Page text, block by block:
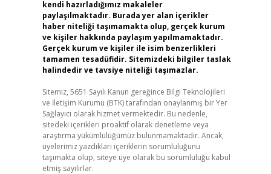
kendi hazırladığımız makaleler
paylaşılmaktadır. Burada yer alan içerikler
haber niteliği taşımamakta olup, gerçek kurum
ve kişiler hakkında paylaşım yapılmamaktadır.
Gerçek kurum ve kişiler ile isim benzerlikleri
tamamen tesadüfidir. Sitemizdeki bilgiler taslak
halindedir ve tavsiye niteliği taşımazlar.
Sitemiz, 5651 Sayılı Kanun gereğince Bilgi Teknolojileri
ve İletişim Kurumu (BTK) tarafından onaylanmış bir Yer
Sağlayıcı olarak hizmet vermektedir. Bu nedenle,
sitedeki içerikleri proaktif olarak denetleme veya
araştırma yükümlülüğümüz bulunmamaktadır. Ancak,
üyelerimiz yazdıkları içeriklerin sorumluluğunu
taşımakta olup, siteye üye olarak bu sorumluluğu kabul
etmiş sayılırlar.